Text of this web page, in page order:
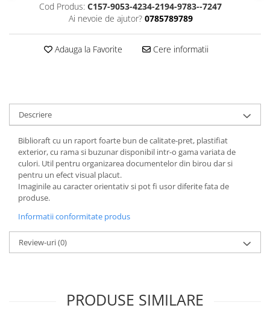
FOARFECI
ACCESORII PRINDERE
TUS/TUSIRE & STAMPILE
CALITATE SUPERIOARA
STILOURI - ROLLERE - PIXURI CU
GEL & SET-URI
PIXURI CU MECANISM
PIXURI FARA MECANISM
MARKERE WHITEBOARD
MARKERE CU VOPSEA
MARKERE PERMANENTE
MARKERE SPECIALE
TEXTMARKERE
INSTRUMENTE PENTRU
Cod Produs: C157-9053-4234-2194-9783--7247
Ai nevoie de ajutor? 0785789789
Adauga la Favorite Cere informatii
Descriere
Biblioraft cu un raport foarte bun de calitate-pret, plastifiat
exterior, cu rama si buzunar disponibil intr-o gama variata de
culori. Util pentru organizarea documentelor din birou dar si
pentru un efect visual placut.
Imaginile au caracter orientativ si pot fi usor diferite fata de
produse.
Informatii conformitate produs
Review-uri(0)
PRODUSE SIMILARE